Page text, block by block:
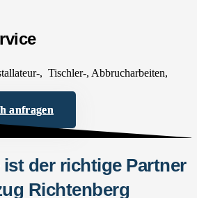
, Tischler-, Abbrucharbeiten,
anfragen
ist der richtige Partner
Richtenberg